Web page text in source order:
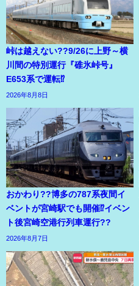
峠は越えない??9/26に上野～横
川間の特別運行『碓氷峠号』
E653系で運転⁉
2026年8月8日
おかわり??博多の787系夜間イ
ベントが宮崎駅でも開催⁉イベン
ト後宮崎空港行列車運行??
2026年8月7日